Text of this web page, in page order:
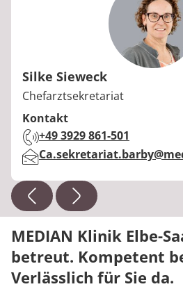
Silke Sieweck
Berufstitel:
Chefarztsekretariat
Kontakt
Telefon:
+49 3929 861-501
E-Mail:
MEDIAN Klinik Elbe-
betreut. Kompetent
Verlässlich für Sie da.